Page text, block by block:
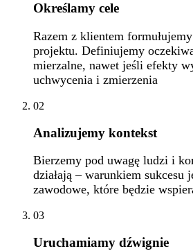
Określamy cele
Razem z klientem
projektu. Definiujemy
mierzalne, nawet jeśli efekty
uchwycenia i zmierzenia
02
Analizujemy kontekst
Bierzemy pod uwagę ludzi i
działają – warunkiem sukcesu
zawodowe, które będzie
03
Uruchamiamy dźwignie